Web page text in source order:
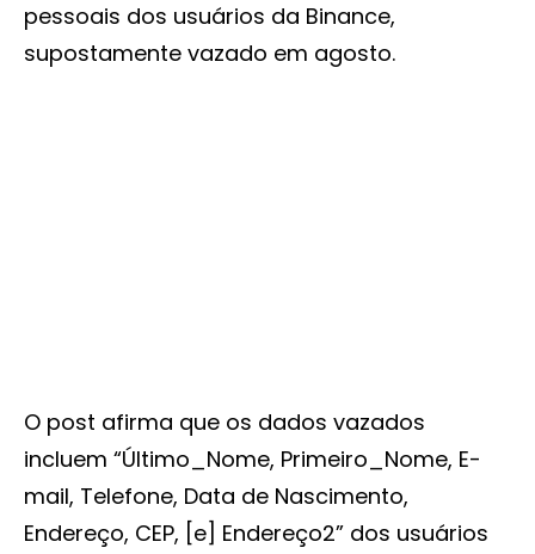
pessoais dos usuários da Binance,
supostamente vazado em agosto.
O post afirma que os dados vazados
incluem “Último_Nome, Primeiro_Nome, E-
mail, Telefone, Data de Nascimento,
Endereço, CEP, [e] Endereço2” dos usuários